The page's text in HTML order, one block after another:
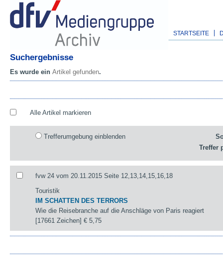
STARTSEITE
Suchergebnisse
Es wurde ein Artikel gefunden.
Alle Artikel markieren
Trefferumgebung einblenden
Treffer
fvw 24 vom 20.11.2015 Seite 12,13,14,15,16,18
Touristik
IM SCHATTEN DES TERRORS
Wie die Reisebranche auf die Anschläge von Paris reagiert
[17661 Zeichen]€ 5,75